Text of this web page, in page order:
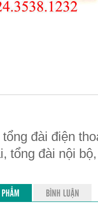
đài điện
tổng đài nội
BÌNH LUẬN